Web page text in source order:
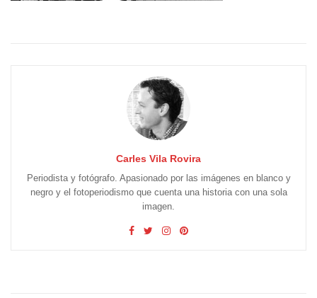
Carles Vila Rovira
Periodista y fotógrafo. Apasionado por las imágenes en blanco y
negro y el fotoperiodismo que cuenta una historia con una sola
imagen.